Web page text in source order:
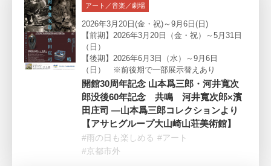
アート／音楽／劇場
2026年3月20日(金・祝)～9月6日(日)
【前期】2026年3月20日（金・祝）～5月31日
（日）
【後期】2026年6月3日（水）～9月6日
（日） ※前後期で一部展示替えあり
開館30周年記念 山本爲三郎・河井寬次
郎没後60年記念 共鳴 河井寬次郎×濱
田庄司 ―山本爲三郎コレクションより
【アサヒグループ大山崎山荘美術館】
#雨の日も楽しめる #アート
#京都市外